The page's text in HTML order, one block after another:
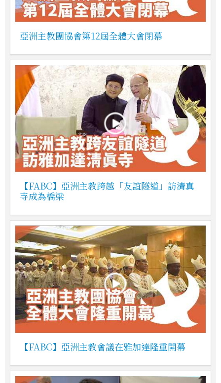
亞洲主教團協會第12屆全體大會閉幕
【FABC】亞洲主教跨越「友誼隧道」訪清真
寺成為橋梁
【FABC】亞洲主教會議在雅加達隆重開幕